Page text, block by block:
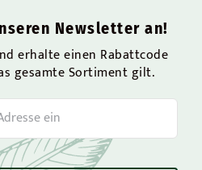
Newsletter an!
erhalte einen Rabattcode
gesamte Sortiment gilt.